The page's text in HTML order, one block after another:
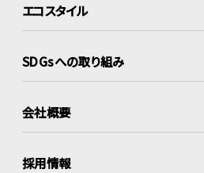
エコスタイル
SDGsへの取り組み
会社概要
採用情報